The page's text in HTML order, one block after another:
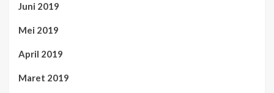
Juni 2019
Mei 2019
April 2019
Maret 2019